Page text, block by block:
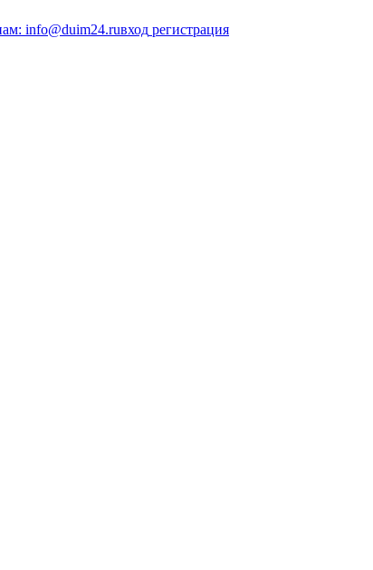
info@duim24.ruвход регистрация